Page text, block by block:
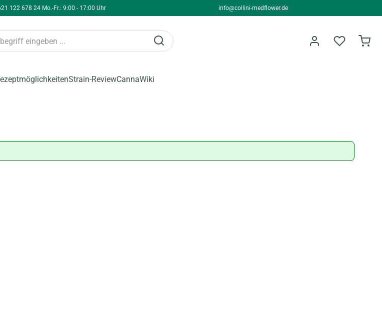
122 678 24 Mo.-Fr.: 9:00 - 17:00 Uhr info@collini-medflower.de
Strain-ReviewCannaWiki